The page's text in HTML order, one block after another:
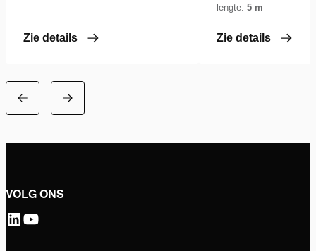
Zie details
lengte: 5 m
Zie details
VOLG ONS